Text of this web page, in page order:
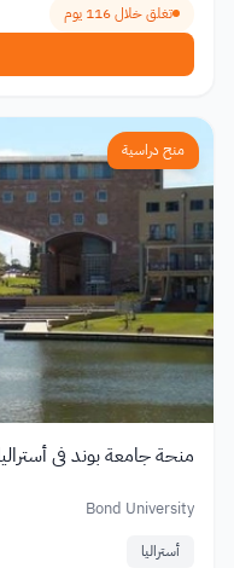
تغلق خلال 116 يوم
منح دراسية
منحة جامعة بوند في أستراليا 2027 ممولة جزئيا للطلاب
Bond University
أستراليا